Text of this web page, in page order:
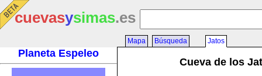
cuevasysimas.es
Planeta Espeleo
Mapa Búsqueda Jatos
Cueva de los